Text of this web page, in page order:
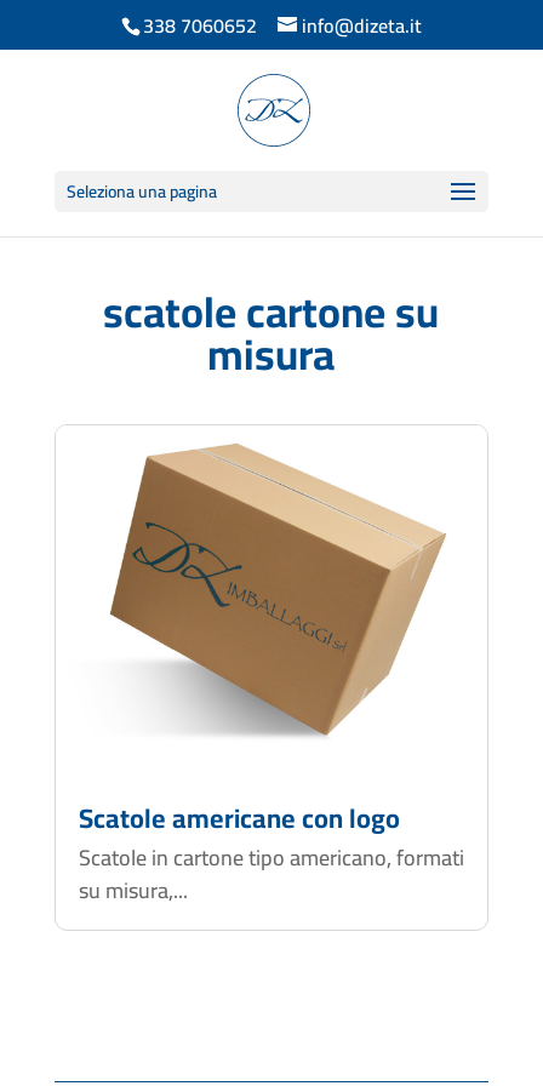
338 7060652 info@dizeta.it
Seleziona una pagina
scatole cartone su
misura
Scatole americane con logo
Scatole in cartone tipo americano, formati
su misura,...